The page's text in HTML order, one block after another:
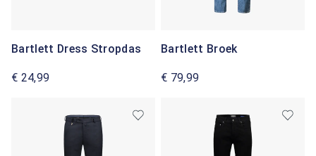
Bartlett Dress Stropdas
€ 24,99
Bartlett Broek
€ 79,99